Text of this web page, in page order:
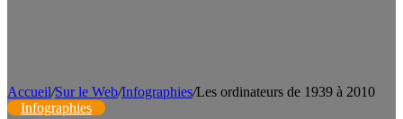
Accueil/Sur le Web/Infographies/Les ordinateurs de 1939 à 2010
Infographies